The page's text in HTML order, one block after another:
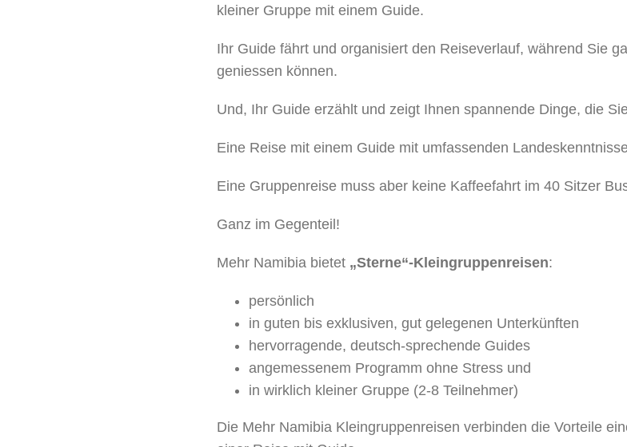
kleiner Gruppe mit einem Guide.
Ihr Guide fährt und organisiert den Reiseverlauf, während Sie
geniessen können.
Und, Ihr Guide erzählt und zeigt Ihnen spannende Dinge, die
Eine Reise mit einem Guide mit umfassenden
Eine Gruppenreise muss aber keine Kaffeefahrt im 40 Sitzer
Ganz im Gegenteil!
Mehr Namibia bietet „Sterne“-Kleingruppenreisen:
persönlich
in guten bis exklusiven, gut gelegenen Unterkünften
hervorragende, deutsch-sprechende Guides
angemessenem Programm ohne Stress und
in wirklich kleiner Gruppe (2-8 Teilnehmer)
Die Mehr Namibia Kleingruppenreisen verbinden die Vorteile